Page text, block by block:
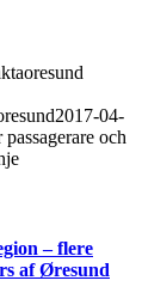
2017-04-
och
– flere
af Øresund